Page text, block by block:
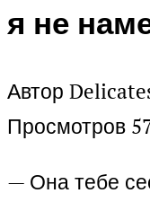
я не
Автор
Просмотров
— Она тебе